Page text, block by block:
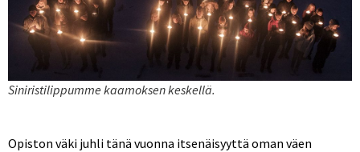
Siniristilippumme kaamoksen keskellä.
Opiston väki juhli tänä vuonna itsenäisyyttä oman väen